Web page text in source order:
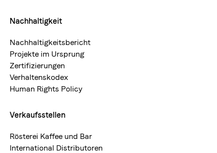
Nachhaltigkeit
Nachhaltigkeitsbericht
Projekte im Ursprung
Zertifizierungen
Verhaltenskodex
Human Rights Policy
Verkaufsstellen
Rösterei Kaffee und Bar
International Distributoren